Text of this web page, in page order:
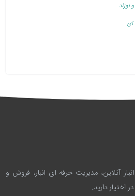
ای
آنلاین، مدیریت حرفه ای انبار، فروش و
اختیار دارید.